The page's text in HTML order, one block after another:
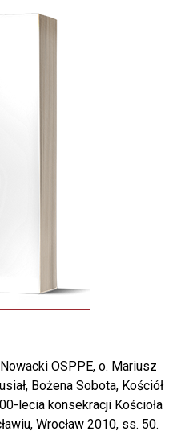
OSPPE, o. Mariusz
Bożena Sobota, Kościół
lecia konsekracji Kościoła
Wrocław 2010, ss. 50.